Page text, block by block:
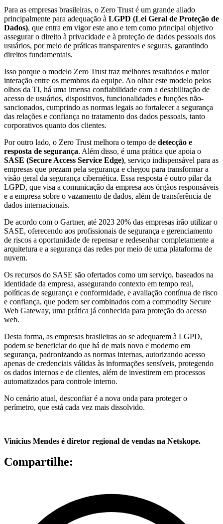
Para as empresas brasileiras, o Zero Trust é um grande aliado
principalmente para adequação à LGPD (Lei Geral de Proteção de
Dados), que entra em vigor este ano e tem como principal objetivo
assegurar o direito à privacidade e à proteção de dados pessoais dos
usuários, por meio de práticas transparentes e seguras, garantindo
direitos fundamentais.
Isso porque o modelo Zero Trust traz melhores resultados e maior
interação entre os membros da equipe. Ao olhar este modelo pelos
olhos da TI, há uma imensa confiabilidade com a desabilitação de
acesso de usuários, dispositivos, funcionalidades e funções não-
sancionados, cumprindo as normas legais ao fortalecer a segurança
das relações e confiança no tratamento dos dados pessoais, tanto
corporativos quanto dos clientes.
Por outro lado, o Zero Trust melhora o tempo de detecção e
resposta de segurança. Além disso, é uma prática que apoia o
SASE (Secure Access Service Edge), serviço indispensável para as
empresas que prezam pela segurança e chegou para transformar a
visão geral da segurança cibernética. Essa resposta é outro pilar da
LGPD, que visa a comunicação da empresa aos órgãos responsáveis
e a empresa sobre o vazamento de dados, além de transferência de
dados internacionais.
De acordo com o Gartner, até 2023 20% das empresas irão utilizar o
SASE, oferecendo aos profissionais de segurança e gerenciamento
de riscos a oportunidade de repensar e redesenhar completamente a
arquitetura e a segurança das redes por meio de uma plataforma de
nuvem.
Os recursos do SASE são ofertados como um serviço, baseados na
identidade da empresa, assegurando contexto em tempo real,
políticas de segurança e conformidade, e avaliação contínua de risco
e confiança, que podem ser combinados com a commodity Secure
Web Gateway, uma prática já conhecida para proteção do acesso
web.
Desta forma, as empresas brasileiras ao se adequarem à LGPD,
podem se beneficiar do que há de mais novo e moderno em
segurança, padronizando as normas internas, autorizando acesso
apenas de credenciais válidas às informações sensíveis, protegendo
os dados internos e de clientes, além de investirem em processos
automatizados para controle interno.
No cenário atual, desconfiar é a nova onda para proteger o
perímetro, que está cada vez mais dissolvido.
Vinicius Mendes é diretor regional de vendas na Netskope.
Compartilhe: